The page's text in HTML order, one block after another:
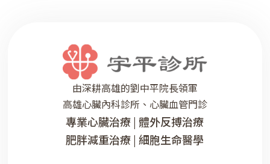
由深耕高雄的劉中平院長領軍
高雄心臟內科診所、心臟血管門診
專業心臟治療 | 體外反搏治療
肥胖減重治療 | 細胞生命醫學